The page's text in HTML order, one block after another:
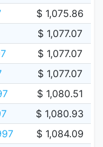
$ 1,075.86
$ 1,077.07
$ 1,077.07
$ 1,077.07
$ 1,080.51
$ 1,080.93
$ 1,084.09